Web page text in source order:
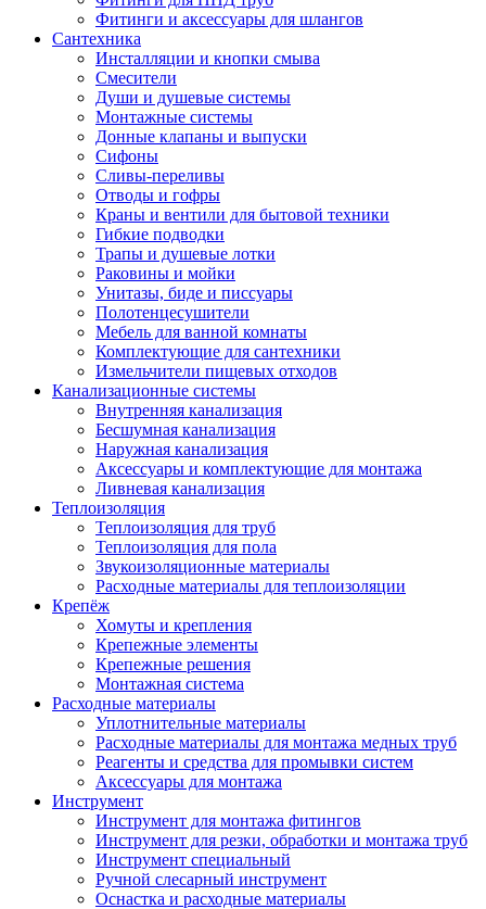
Фитинги и аксессуары для шлангов
Сантехника
Инсталляции и кнопки смыва
Смесители
Души и душевые системы
Монтажные системы
Донные клапаны и выпуски
Сифоны
Сливы-переливы
Отводы и гофры
Краны и вентили для бытовой техники
Гибкие подводки
Трапы и душевые лотки
Раковины и мойки
Унитазы, биде и писсуары
Полотенцесушители
Мебель для ванной комнаты
Комплектующие для сантехники
Измельчители пищевых отходов
Канализационные системы
Внутренняя канализация
Бесшумная канализация
Наружная канализация
Аксессуары и комплектующие для монтажа
Ливневая канализация
Теплоизоляция
Теплоизоляция для труб
Теплоизоляция для пола
Звукоизоляционные материалы
Расходные материалы для теплоизоляции
Крепёж
Хомуты и крепления
Крепежные элементы
Крепежные решения
Монтажная система
Расходные материалы
Уплотнительные материалы
Расходные материалы для монтажа медных труб
Реагенты и средства для промывки систем
Аксессуары для монтажа
Инструмент
Инструмент для монтажа фитингов
Инструмент для резки, обработки и монтажа труб
Инструмент специальный
Ручной слесарный инструмент
Оснастка и расходные материалы